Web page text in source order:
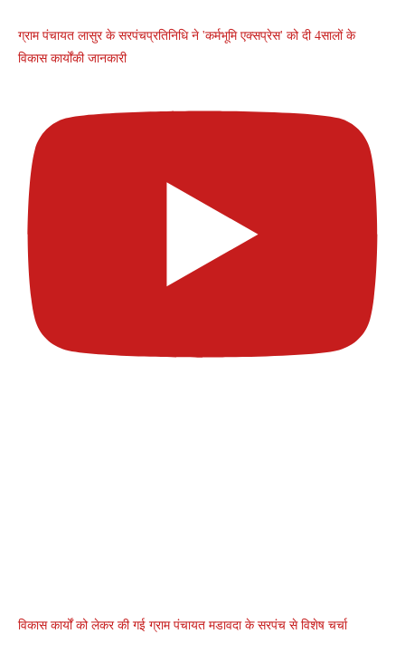
ग्राम पंचायत लासुर के सरपंचप्रतिनिधि ने 'कर्मभूमि एक्सप्रेस' को दी 4सालों के
विकास कार्योंकी जानकारी
विकास कार्यों को लेकर की गई ग्राम पंचायत मडावदा के सरपंच से विशेष चर्चा